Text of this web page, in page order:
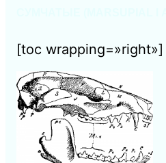
[toc wrapping=»right»]